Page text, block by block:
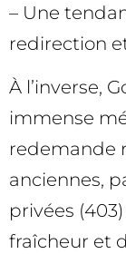
– Une
redirection
À l’inverse,
immense
redemande
anciennes,
privées
fraîcheur et